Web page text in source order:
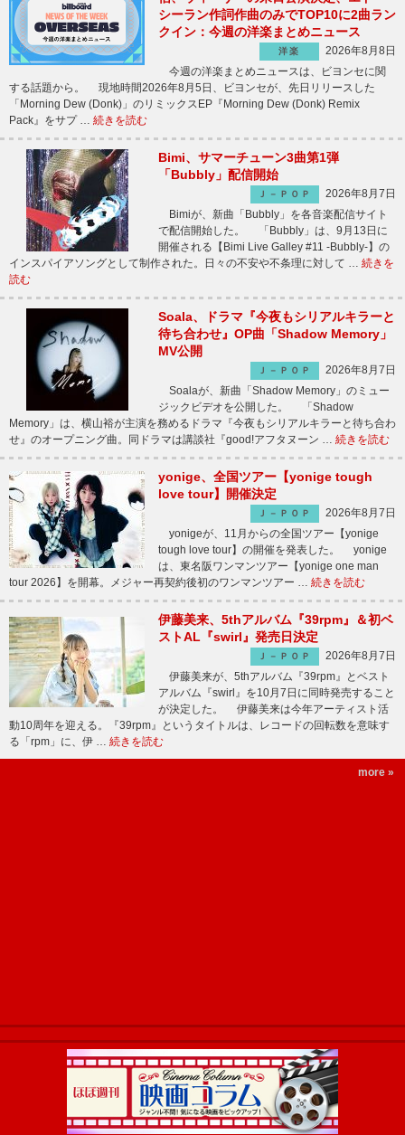
シーラン作詞作曲のみでTOP10に2曲ラン
クイン：今週の洋楽まとめニュース
洋楽
2026年8月8日
今週の洋楽まとめニュースは、ビヨンセに関
する話題から。 現地時間2026年8月5日、ビヨンセが、先日リリースした
「Morning Dew (Donk)」のリミックスEP『Morning Dew (Donk) Remix
Pack』をサプ … 続きを読む
Bimi、サマーチューン3曲第1弾
「Bubbly」配信開始
Ｊ－ＰＯＰ
2026年8月7日
Bimiが、新曲「Bubbly」を各音楽配信サイト
で配信開始した。 「Bubbly」は、9月13日に
開催される【Bimi Live Galley #11 -Bubbly-】の
インスパイアソングとして制作された。日々の不安や不条理に対して … 続きを
読む
Soala、ドラマ『今夜もシリアルキラーと
待ち合わせ』OP曲「Shadow Memory」
MV公開
Ｊ－ＰＯＰ
2026年8月7日
Soalaが、新曲「Shadow Memory」のミュー
ジックビデオを公開した。 「Shadow
Memory」は、横山裕が主演を務めるドラマ『今夜もシリアルキラーと待ち合わ
せ』のオープニング曲。同ドラマは講談社『good!アフタヌーン … 続きを読む
yonige、全国ツアー【yonige tough
love tour】開催決定
Ｊ－ＰＯＰ
2026年8月7日
yonigeが、11月からの全国ツアー【yonige
tough love tour】の開催を発表した。 yonige
は、東名阪ワンマンツアー【yonige one man
tour 2026】を開幕。メジャー再契約後初のワンマンツアー … 続きを読む
伊藤美来、5thアルバム『39rpm』＆初ベ
ストAL『swirl』発売日決定
Ｊ－ＰＯＰ
2026年8月7日
伊藤美来が、5thアルバム『39rpm』とベスト
アルバム『swirl』を10月7日に同時発売すること
が決定した。 伊藤美来は今年アーティスト活
動10周年を迎える。『39rpm』というタイトルは、レコードの回転数を意味す
る「rpm」に、伊 … 続きを読む
more »